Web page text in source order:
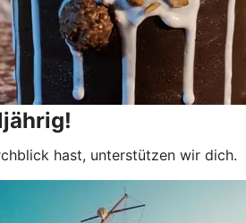
hast, unterstützen wir dich.